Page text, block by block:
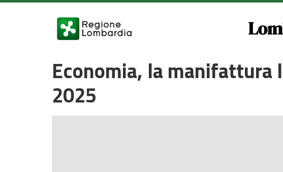
Economia, la manifattura
2025